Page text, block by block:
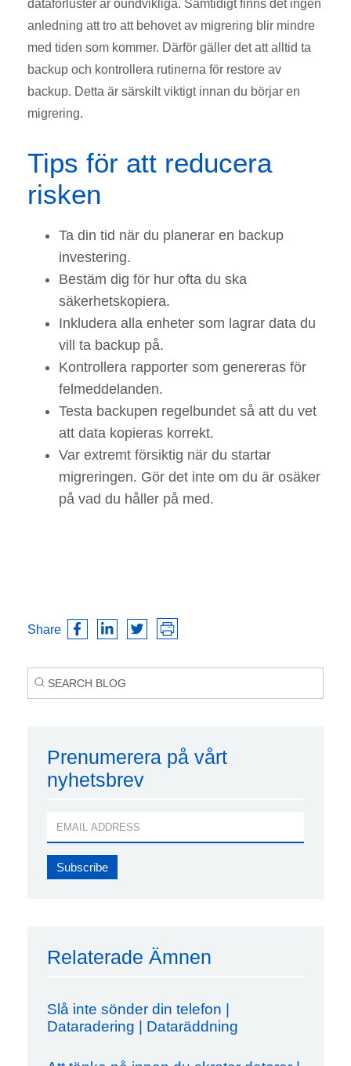
dataförluster är oundvikliga. Samtidigt finns det ingen
anledning att tro att behovet av migrering blir mindre
med tiden som kommer. Därför gäller det att alltid ta
backup och kontrollera rutinerna för restore av
backup. Detta är särskilt viktigt innan du börjar en
migrering.
Tips för att reducera
risken
Ta din tid när du planerar en backup
investering.
Bestäm dig för hur ofta du ska
säkerhetskopiera.
Inkludera alla enheter som lagrar data du
vill ta backup på.
Kontrollera rapporter som genereras för
felmeddelanden.
Testa backupen regelbundet så att du vet
att data kopieras korrekt.
Var extremt försiktig när du startar
migreringen. Gör det inte om du är osäker
på vad du håller på med.
Share
Prenumerera på vårt
nyhetsbrev
Relaterade Ämnen
Slå inte sönder din telefon |
Dataradering | Dataräddning